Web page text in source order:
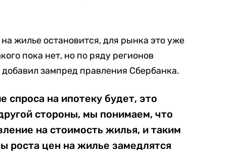
жилье остановится, для рынка это уже
пока нет, но по ряду регионов
зампред правления Сбербанка.
на ипотеку будет, это
стороны, мы понимаем, что
на стоимость жилья, и таким
роста цен на жилье замедлятся